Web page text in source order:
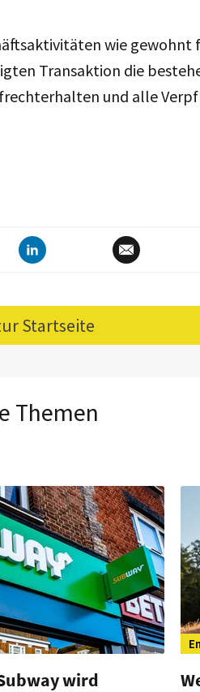
wie
Transaktion die
und alle
Startseite
Themen
wird